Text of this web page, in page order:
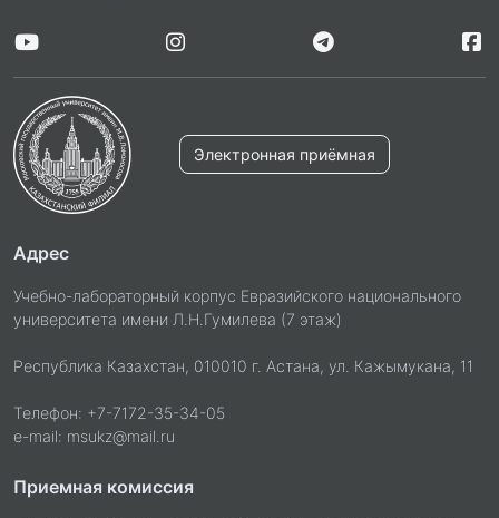
Электронная приёмная
Адрес
Учебно-лабораторный корпус Евразийского национального
университета имени Л.Н.Гумилева (7 этаж)
Республика Казахстан, 010010 г. Астана, ул. Кажымукана, 11
Телефон: +7-7172-35-34-05
e-mail: msukz@mail.ru
Приемная комиссия